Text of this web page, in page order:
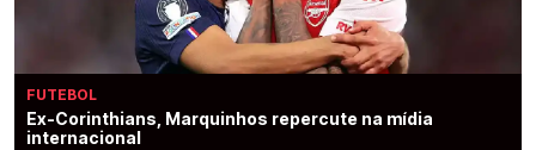
FUTEBOL
Ex-Corinthians, Marquinhos repercute na mídia
internacional